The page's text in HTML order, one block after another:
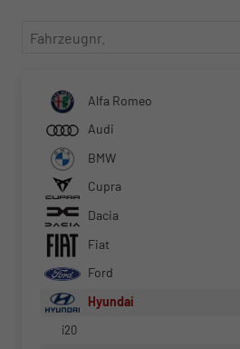
Fahrzeugnr.
Alfa Romeo
Audi
BMW
Cupra
Dacia
Fiat
Ford
Hyundai
i20